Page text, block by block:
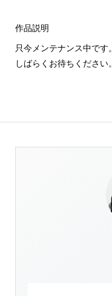
作品説明
只今メンテナンス中です。
しばらくお待ちください。